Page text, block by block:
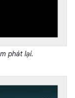
phát lại.